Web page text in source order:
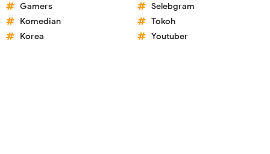
Gamers
Komedian
Korea
Selebgram
Tokoh
Youtuber